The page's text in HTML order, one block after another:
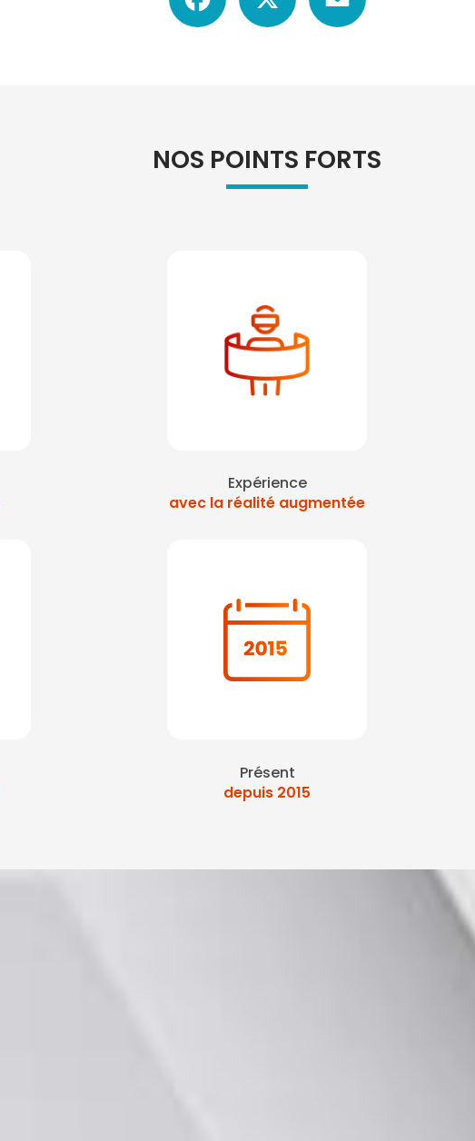
NOS POINTS FORTS
Expérience
avec la réalité augmentée
Présent
depuis 2015